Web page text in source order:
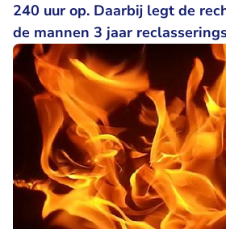
240 uur op. Daarbij legt de
de mannen 3 jaar